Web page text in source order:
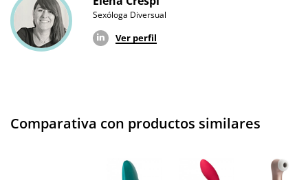
Producto
original
¿Cuándo lo
Sexóloga Diversual
Ver perfil
Comparativa con productos similares